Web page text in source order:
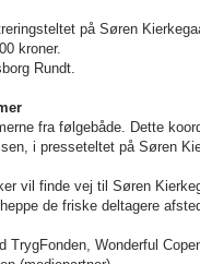
på Søren
kroner.
Rundt.
fra følgebåde. Dette
, i presseteltet på Søren
vil finde vej til Søren
de friske deltagere
Wonderful